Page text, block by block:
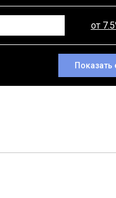
от
Показать